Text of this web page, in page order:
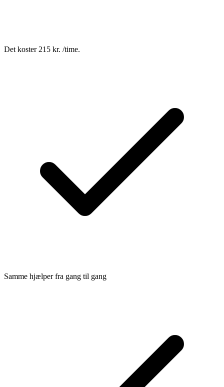
Det koster 215 kr. /time.
Samme hjælper fra gang til gang